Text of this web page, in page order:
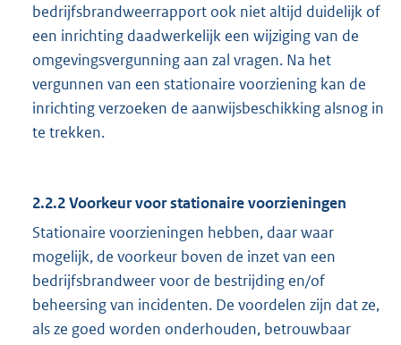
bedrijfsbrandweerrapport ook niet altijd duidelijk of
een inrichting daadwerkelijk een wijziging van de
omgevingsvergunning aan zal vragen. Na het
vergunnen van een stationaire voorziening kan de
inrichting verzoeken de aanwijsbeschikking alsnog in
te trekken.
2.2.2 Voorkeur voor stationaire voorzieningen
Stationaire voorzieningen hebben, daar waar
mogelijk, de voorkeur boven de inzet van een
bedrijfsbrandweer voor de bestrijding en/of
beheersing van incidenten. De voordelen zijn dat ze,
als ze goed worden onderhouden, betrouwbaar